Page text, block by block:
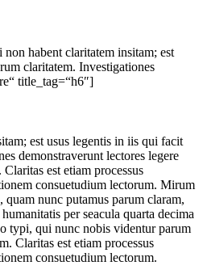
habent claritatem insitam; est
claritatem. Investigationes
title_tag=“h6″]
est usus legentis in iis qui facit
demonstraverunt lectores legere
est etiam processus
consuetudium lectorum. Mirum
quam nunc putamus parum claram,
per seacula quarta decima
typi, qui nunc nobis videntur parum
Claritas est etiam processus
consuetudium lectorum.